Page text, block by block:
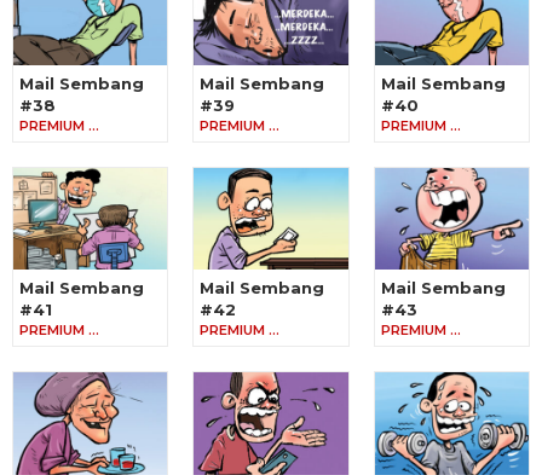
Mail Sembang
#38
PREMIUM …
Mail Sembang
#39
PREMIUM …
Mail Sembang
#40
PREMIUM …
Mail Sembang
#41
PREMIUM …
Mail Sembang
#42
PREMIUM …
Mail Sembang
#43
PREMIUM …